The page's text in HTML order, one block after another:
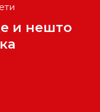
и нешто